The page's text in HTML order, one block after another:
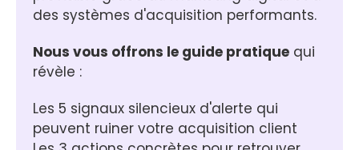
des systèmes d'acquisition performants.
Nous vous offrons le guide pratique qui
révèle :
Les 5 signaux silencieux d'alerte qui
peuvent ruiner votre acquisition client